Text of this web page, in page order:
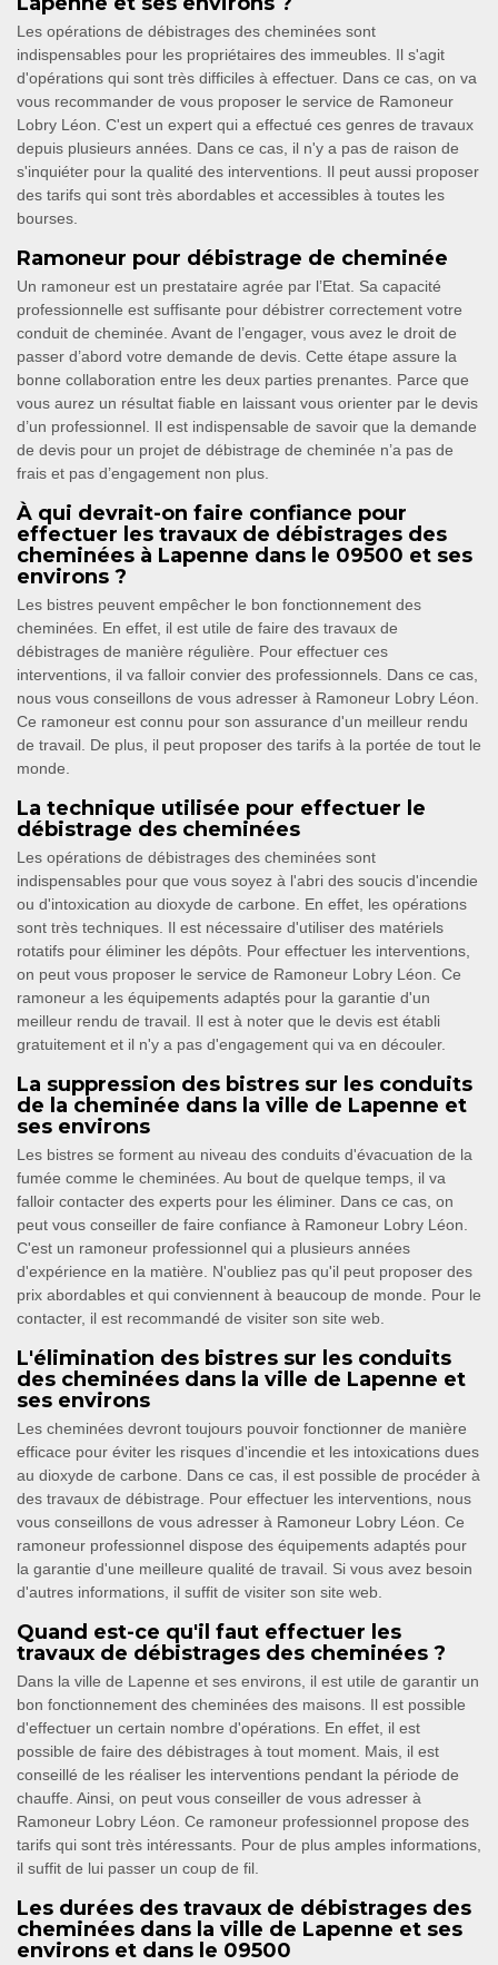
Les opérations de débistrages des cheminées sont
indispensables pour les propriétaires des immeubles. Il s'agit
d'opérations qui sont très difficiles à effectuer. Dans ce cas, on va
vous recommander de vous proposer le service de Ramoneur
Lobry Léon. C'est un expert qui a effectué ces genres de travaux
depuis plusieurs années. Dans ce cas, il n'y a pas de raison de
s'inquiéter pour la qualité des interventions. Il peut aussi proposer
des tarifs qui sont très abordables et accessibles à toutes les
bourses.
Ramoneur pour débistrage de cheminée
Un ramoneur est un prestataire agrée par l’Etat. Sa capacité
professionnelle est suffisante pour débistrer correctement votre
conduit de cheminée. Avant de l’engager, vous avez le droit de
passer d’abord votre demande de devis. Cette étape assure la
bonne collaboration entre les deux parties prenantes. Parce que
vous aurez un résultat fiable en laissant vous orienter par le devis
d’un professionnel. Il est indispensable de savoir que la demande
de devis pour un projet de débistrage de cheminée n’a pas de
frais et pas d’engagement non plus.
À qui devrait-on faire confiance pour
effectuer les travaux de débistrages des
cheminées à Lapenne dans le 09500 et ses
environs ?
Les bistres peuvent empêcher le bon fonctionnement des
cheminées. En effet, il est utile de faire des travaux de
débistrages de manière régulière. Pour effectuer ces
interventions, il va falloir convier des professionnels. Dans ce cas,
nous vous conseillons de vous adresser à Ramoneur Lobry Léon.
Ce ramoneur est connu pour son assurance d'un meilleur rendu
de travail. De plus, il peut proposer des tarifs à la portée de tout le
monde.
La technique utilisée pour effectuer le
débistrage des cheminées
Les opérations de débistrages des cheminées sont
indispensables pour que vous soyez à l'abri des soucis d'incendie
ou d'intoxication au dioxyde de carbone. En effet, les opérations
sont très techniques. Il est nécessaire d'utiliser des matériels
rotatifs pour éliminer les dépôts. Pour effectuer les interventions,
on peut vous proposer le service de Ramoneur Lobry Léon. Ce
ramoneur a les équipements adaptés pour la garantie d'un
meilleur rendu de travail. Il est à noter que le devis est établi
gratuitement et il n'y a pas d'engagement qui va en découler.
La suppression des bistres sur les conduits
de la cheminée dans la ville de Lapenne et
ses environs
Les bistres se forment au niveau des conduits d'évacuation de la
fumée comme le cheminées. Au bout de quelque temps, il va
falloir contacter des experts pour les éliminer. Dans ce cas, on
peut vous conseiller de faire confiance à Ramoneur Lobry Léon.
C'est un ramoneur professionnel qui a plusieurs années
d'expérience en la matière. N'oubliez pas qu'il peut proposer des
prix abordables et qui conviennent à beaucoup de monde. Pour le
contacter, il est recommandé de visiter son site web.
L'élimination des bistres sur les conduits
des cheminées dans la ville de Lapenne et
ses environs
Les cheminées devront toujours pouvoir fonctionner de manière
efficace pour éviter les risques d'incendie et les intoxications dues
au dioxyde de carbone. Dans ce cas, il est possible de procéder à
des travaux de débistrage. Pour effectuer les interventions, nous
vous conseillons de vous adresser à Ramoneur Lobry Léon. Ce
ramoneur professionnel dispose des équipements adaptés pour
la garantie d'une meilleure qualité de travail. Si vous avez besoin
d'autres informations, il suffit de visiter son site web.
Quand est-ce qu'il faut effectuer les
travaux de débistrages des cheminées ?
Dans la ville de Lapenne et ses environs, il est utile de garantir un
bon fonctionnement des cheminées des maisons. Il est possible
d'effectuer un certain nombre d'opérations. En effet, il est
possible de faire des débistrages à tout moment. Mais, il est
conseillé de les réaliser les interventions pendant la période de
chauffe. Ainsi, on peut vous conseiller de vous adresser à
Ramoneur Lobry Léon. Ce ramoneur professionnel propose des
tarifs qui sont très intéressants. Pour de plus amples informations,
il suffit de lui passer un coup de fil.
Les durées des travaux de débistrages des
cheminées dans la ville de Lapenne et ses
environs et dans le 09500